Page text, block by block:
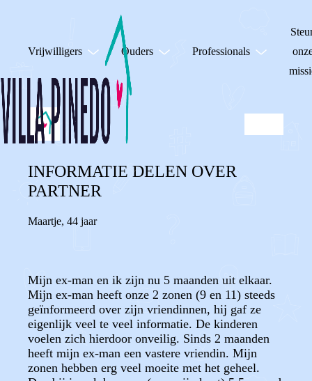
Vrijwilligers Ouders Professionals
INFORMATIE DELEN OVER
PARTNER
Maartje, 44 jaar
Mijn ex-man en ik zijn nu 5 maanden uit elkaar.
Mijn ex-man heeft onze 2 zonen (9 en 11) steeds
geïnformeerd over zijn vriendinnen, hij gaf ze
eigenlijk veel te veel informatie. De kinderen
voelen zich hierdoor onveilig. Sinds 2 maanden
heeft mijn ex-man een vastere vriendin. Mijn
zonen hebben erg veel moeite met het geheel.